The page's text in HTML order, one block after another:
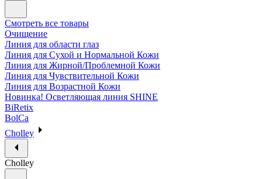
Смотреть все товары
Очищение
Линия для области глаз
Линия для Сухой и Нормальной Кожи
Линия для Жирной/Проблемной Кожи
Линия для Чувствительной Кожи
Линия для Возрастной Кожи
Новинка! Осветляющая линия SHINE
BiRetix
BolCa
Cholley
Cholley